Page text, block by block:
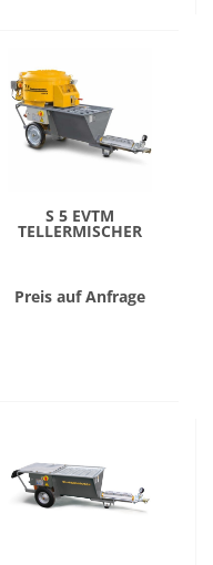
S 5 EVTM
TELLERMISCHER
Preis auf Anfrage